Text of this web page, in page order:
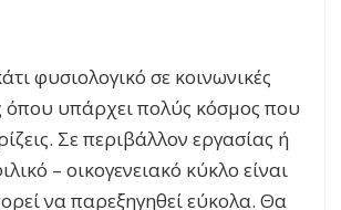
φυσιολογικό σε κοινωνικές
όπου υπάρχει πολύς κόσμος που
Σε περιβάλλον εργασίας ή
– οικογενειακό κύκλο είναι
να παρεξηγηθεί εύκολα. Θα